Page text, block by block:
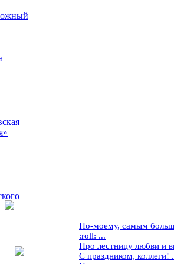
По-моему, самым
:roll: ...
Про лестницу любви и
С праздником, коллеги!